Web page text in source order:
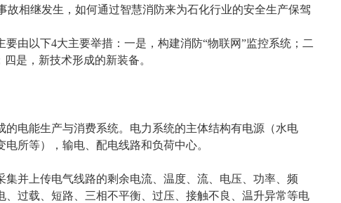
故相继发生，如何通过智慧消防来为石化行业的安全生产保驾
要由以下4大主要举措：一是，构建消防“物联网”监控系统；二
是，新技术形成的新装备。
电能生产与消费系统。电力系统的主体结构有电源（水电
所等），输电、配电线路和负荷中心。
并上传电气线路的剩余电流、温度、流、电压、功率、频
过载、短路、三相不平衡、过压、接触不良、温升异常等电